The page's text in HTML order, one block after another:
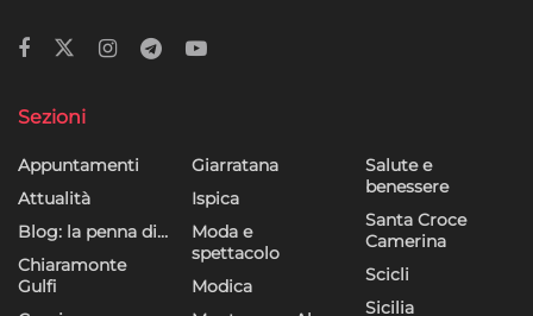
Sezioni
Appuntamenti
Attualità
Blog: la penna di…
Chiaramonte
Gulfi
Giarratana
Ispica
Moda e
spettacolo
Modica
Salute e
benessere
Santa Croce
Camerina
Scicli
Sicilia